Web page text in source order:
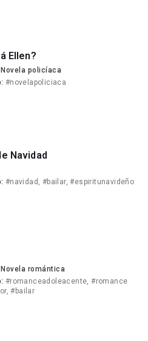
Ellen?
policíaca
#novelapoliciaca
Navidad
#navidad, #bailar, #espiritunavideño
romántica
#romanceadoleacente, #romance
#bailar